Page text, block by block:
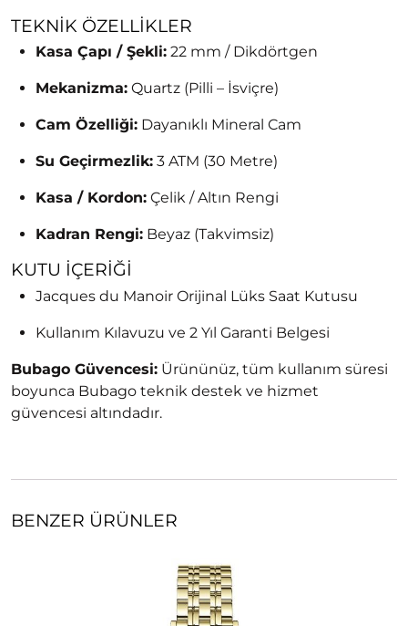
TEKNIK ÖZELLIKLER
Kasa Çapı / Şekli: 22 mm / Dikdörtgen
Mekanizma: Quartz (Pilli – İsviçre)
Cam Özelliği: Dayanıklı Mineral Cam
Su Geçirmezlik: 3 ATM (30 Metre)
Kasa / Kordon: Çelik / Altın Rengi
Kadran Rengi: Beyaz (Takvimsiz)
KUTU İÇERIĞI
Jacques du Manoir Orijinal Lüks Saat Kutusu
Kullanım Kılavuzu ve 2 Yıl Garanti Belgesi
Bubago Güvencesi: Ürününüz, tüm kullanım süresi
boyunca Bubago teknik destek ve hizmet
güvencesi altındadır.
BENZER ÜRÜNLER